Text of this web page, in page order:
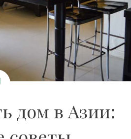
дом в Азии: